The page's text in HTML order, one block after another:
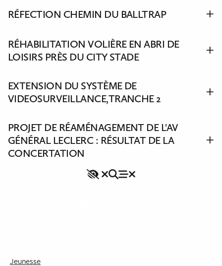
RÉFECTION CHEMIN DU BALLTRAP
RÉHABILITATION VOLIÈRE EN ABRI DE
LOISIRS PRÈS DU CITY STADE
EXTENSION DU SYSTÈME DE
VIDEOSURVEILLANCE,TRANCHE 2
PROJET DE RÉAMÉNAGEMENT DE L'AV
GÉNÉRAL LECLERC : RÉSULTAT DE LA
CONCERTATION
Accessibilité
Rechercher
Jeunesse